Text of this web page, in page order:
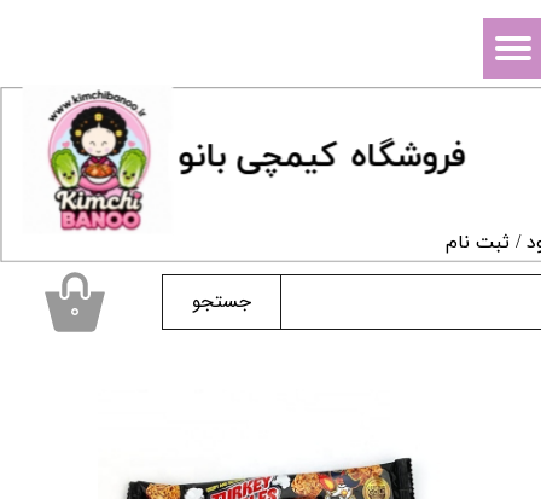
فروشگاه کیمچی بانو
جستجو
/ ثبت نام
حساب کاربری من
سفارشات
۰